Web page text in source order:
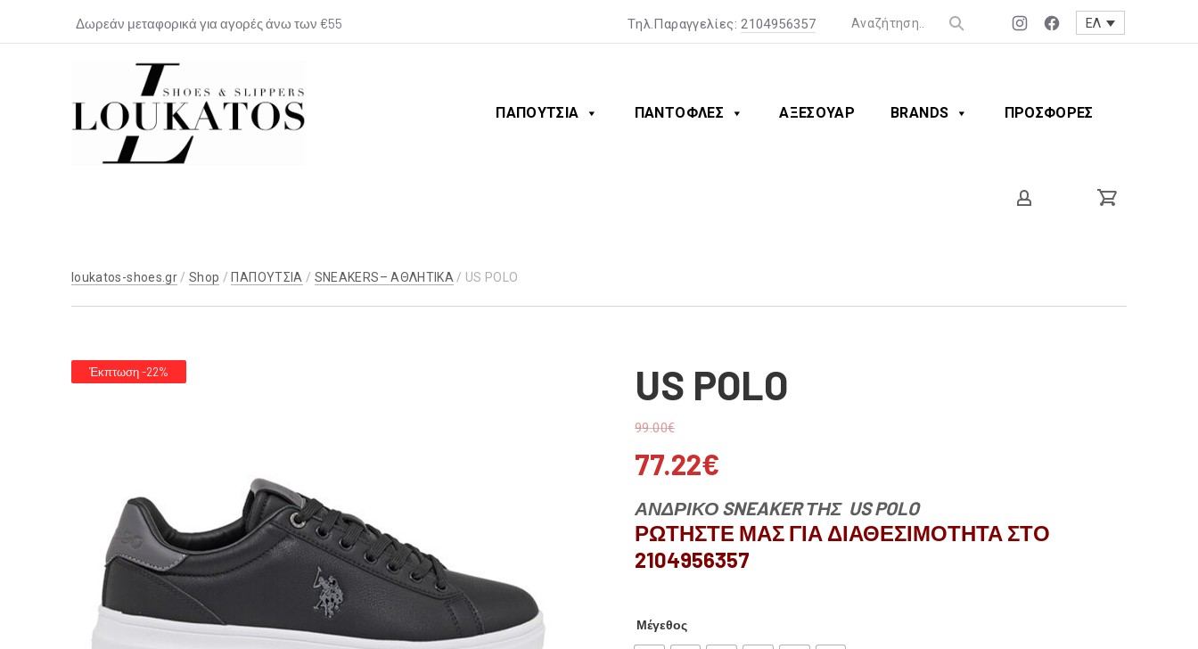
Δωρεάν μεταφορικά για αγορές άνω των €55 Tηλ.Παραγγελίες:2104956357
Νέο
Νέο
ΕΛ
loukatos-
shoes.gr
ΠΑΠΟΥΤΣΙΑ ΠΑΝΤΟΦΛΕΣ ΑΞΕΣΟΥΑΡ BRANDS ΠΡΟΣΦΟΡΕΣ
loukatos-shoes.gr/Shop / ΠΑΠΟΥΤΣΙΑ / SNEAKERS– ΑΘΛΗΤΙΚΑ / US POLO
Έκπτωση -22% US POLO
99.00€
77.22€
ΑΝΔΡΙΚΟ SNEAKER ΤΗΣ US POLO
ΡΩΤΗΣΤΕ ΜΑΣ ΓΙΑ ΔΙΑΘΕΣΙΜΟΤΗΤΑ ΣΤΟ
2104956357
Μέγεθος